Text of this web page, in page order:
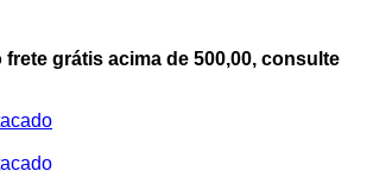
grátis acima de 500,00, consulte